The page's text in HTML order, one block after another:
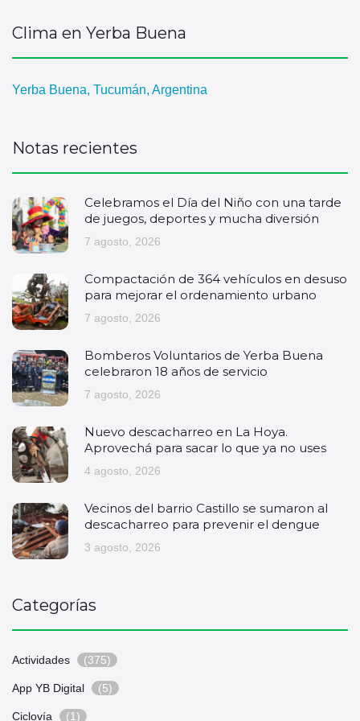
Clima en Yerba Buena
Yerba Buena, Tucumán, Argentina
Notas recientes
Celebramos el Día del Niño con una tarde
de juegos, deportes y mucha diversión
7 agosto, 2026
Compactación de 364 vehículos en desuso
para mejorar el ordenamiento urbano
7 agosto, 2026
Bomberos Voluntarios de Yerba Buena
celebraron 18 años de servicio
7 agosto, 2026
Nuevo descacharreo en La Hoya.
Aprovechá para sacar lo que ya no uses
4 agosto, 2026
Vecinos del barrio Castillo se sumaron al
descacharreo para prevenir el dengue
3 agosto, 2026
Categorías
Actividades (375)
App YB Digital (5)
Ciclovía (1)